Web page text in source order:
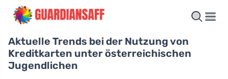
Aktuelle Trends bei der Nutzung von
Kreditkarten unter österreichischen
Jugendlichen